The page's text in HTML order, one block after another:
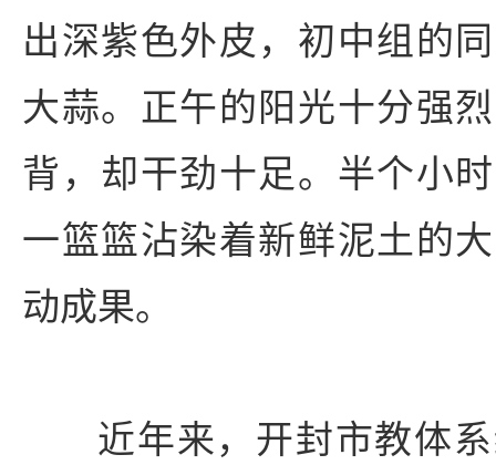
出深紫色外皮，初中组的
大蒜。正午的阳光十分强
背，却干劲十足。半个小
一篮篮沾染着新鲜泥土的
动成果。
近年来，开封市教体